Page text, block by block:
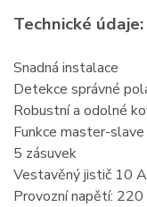
Technické údaje:
Snadná instalace
Detekce správné
Robustní a odolné
Funkce master-
5 zásuvek
Vestavěný jistič 10 A
Provozní napětí: